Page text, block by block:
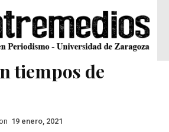
tiempos de
19 enero, 2021